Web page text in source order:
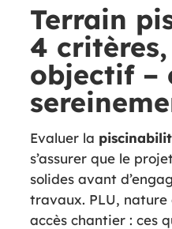
Terrain
4
objectif –
Evaluer la
s’assurer que le
solides avant
travaux. PLU,
accès chantier : ces